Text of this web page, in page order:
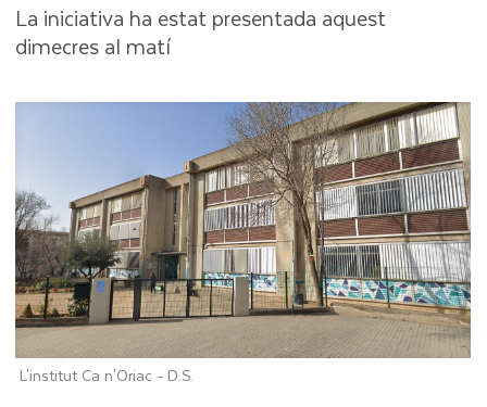
La iniciativa ha estat presentada aquest
dimecres al matí
L'institut Ca n'Oriac - D.S.